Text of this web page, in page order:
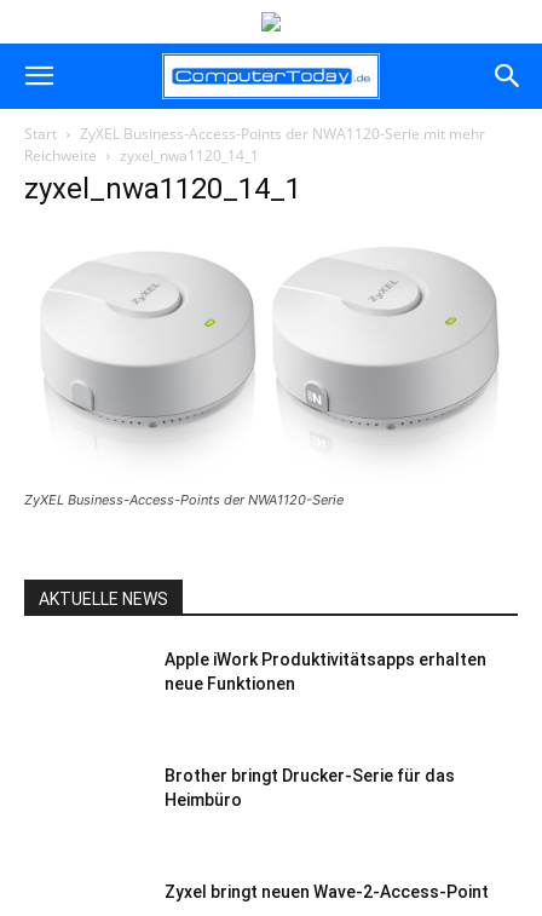
Start
ZyXEL Business-Access-Points der NWA1120-Serie mit mehr
Reichweite
zyxel_nwa1120_14_1
zyxel_nwa1120_14_1
ZyXEL Business-Access-Points der NWA1120-Serie
AKTUELLE NEWS
Apple iWork Produktivitätsapps erhalten
neue Funktionen
Brother bringt Drucker-Serie für das
Heimbüro
Zyxel bringt neuen Wave-2-Access-Point